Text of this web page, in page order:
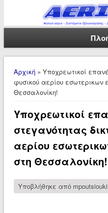
Είστε εδώ
Αρχική» Υποχρεωτικοί
φυσικού αερίου εσωτερικων
Θεσσαλονίκη!
Υποχρεωτικοί
στεγανότητας
αερίου
στη Θεσσαλονίκη!
Υποβλήθηκε από